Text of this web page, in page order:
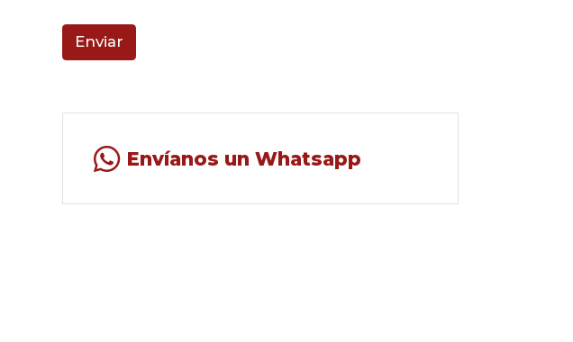
Enviar
Envíanos un Whatsapp